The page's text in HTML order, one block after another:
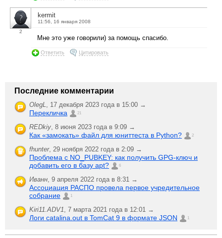
2
kermit
11:56, 16 января 2008
Мне это уже говорили) за помощь спасибо.
Ответить Цитировать
Последние комментарии
OlegL, 17 декабря 2023 года в 15:00 →
Перекличка 21
REDkiy, 8 июня 2023 года в 9:09 →
Как «замокать» файл для юниттеста в Python? 2
fhunter, 29 ноября 2022 года в 2:09 →
Проблема с NO_PUBKEY: как получить GPG-ключ и
добавить его в базу apt?
6
Иванн, 9 апреля 2022 года в 8:31 →
Ассоциация РАСПО провела первое учредительное
собрание
1
Kiri11.ADV1, 7 марта 2021 года в 12:01 →
Логи catalina.out в TomCat 9 в формате JSON 1